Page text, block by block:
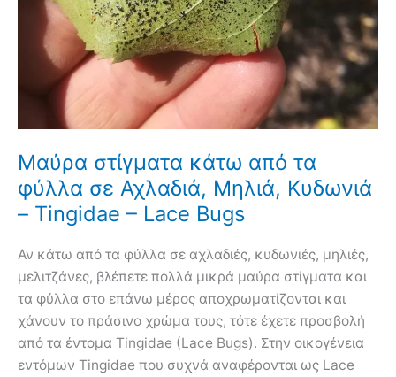
Μαύρα στίγματα κάτω από τα
φύλλα σε Αχλαδιά, Μηλιά, Κυδωνιά
– Tingidae – Lace Bugs
Αν κάτω από τα φύλλα σε αχλαδιές, κυδωνιές, μηλιές,
μελιτζάνες, βλέπετε πολλά μικρά μαύρα στίγματα και
τα φύλλα στο επάνω μέρος αποχρωματίζονται και
χάνουν το πράσινο χρώμα τους, τότε έχετε προσβολή
από τα έντομα Tingidae (Lace Bugs). Στην οικογένεια
εντόμων Tingidae που συχνά αναφέρονται ως Lace